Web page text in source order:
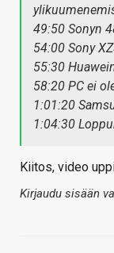
49:50 Sonyn
54:00 Sony
55:30
58:20 PC ei
1:01:20
1:04:30
Kiitos, video
Kirjaudu sisään